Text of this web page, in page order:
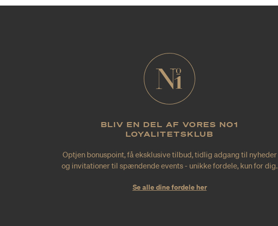
BLIV EN DEL AF VORES NO1
LOYALITETSKLUB
Optjen bonuspoint, få eksklusive tilbud, tidlig adgang til nyheder
og invitationer til spændende events - unikke fordele, kun for dig.
Se alle dine fordele her